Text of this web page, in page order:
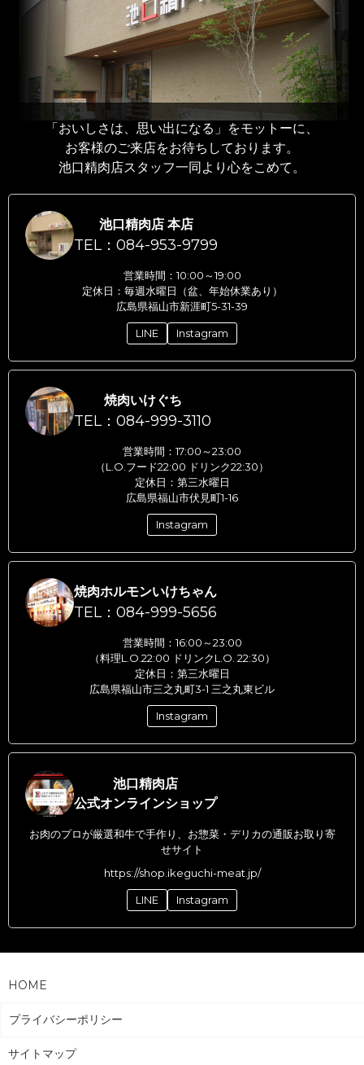
「おいしさは、思い出になる」をモットーに、
お客様のご来店をお待ちしております。
池口精肉店スタッフ一同より心をこめて。
池口精肉店 本店
TEL：084-953-9799
営業時間：10:00～19:00
定休日：毎週水曜日（盆、年始休業あり）
広島県福山市新涯町5-31-39
LINE Instagram
焼肉いけぐち
TEL：084-999-3110
営業時間：17:00～23:00
（L.O.フード22:00 ドリンク22:30）
定休日：第三水曜日
広島県福山市伏見町1-16
Instagram
焼肉ホルモンいけちゃん
TEL：084-999-5656
営業時間：16:00～23:00
（料理L.O.22:00 ドリンクL.O. 22:30）
定休日：第三水曜日
広島県福山市三之丸町3-1 三之丸東ビル
Instagram
池口精肉店
公式オンラインショップ
お肉のプロが厳選和牛で手作り、お惣菜・デリカの通販お取り寄
せサイト
https://shop.ikeguchi-meat.jp/
LINE Instagram
HOME
プライバシーポリシー
サイトマップ